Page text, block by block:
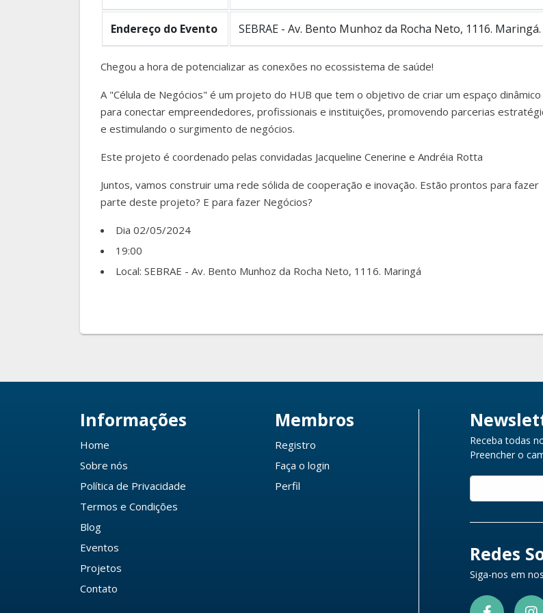
Endereço do Evento SEBRAE - Av. Bento Munhoz da Rocha Neto, 1116. Maringá.
Chegou a hora de potencializar as conexões no ecossistema de saúde!
A "Célula de Negócios" é um projeto do HUB que tem o objetivo de criar um espaço dinâmico
para conectar empreendedores, profissionais e instituições, promovendo parcerias
e estimulando o surgimento de negócios.
Este projeto é coordenado pelas convidadas Jacqueline Cenerine e Andréia Rotta
Juntos, vamos construir uma rede sólida de cooperação e inovação. Estão prontos para fazer
parte deste projeto? E para fazer Negócios?
Dia 02/05/2024
19:00
Local: SEBRAE - Av. Bento Munhoz da Rocha Neto, 1116. Maringá
Informações
Home
Sobre nós
Política de Privacidade
Termos e Condições
Blog
Eventos
Projetos
Contato
Membros
Registro
Faça o login
Perfil
Receba todas
Preencher o
Redes
Siga-nos em